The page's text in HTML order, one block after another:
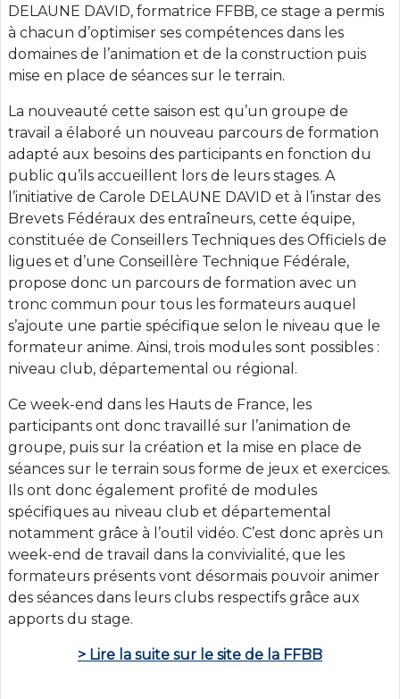
DELAUNE DAVID, formatrice FFBB, ce stage a permis
à chacun d’optimiser ses compétences dans les
domaines de l’animation et de la construction puis
mise en place de séances sur le terrain.
La nouveauté cette saison est qu’un groupe de
travail a élaboré un nouveau parcours de formation
adapté aux besoins des participants en fonction du
public qu’ils accueillent lors de leurs stages. A
l’initiative de Carole DELAUNE DAVID et à l’instar des
Brevets Fédéraux des entraîneurs, cette équipe,
constituée de Conseillers Techniques des Officiels de
ligues et d’une Conseillère Technique Fédérale,
propose donc un parcours de formation avec un
tronc commun pour tous les formateurs auquel
s’ajoute une partie spécifique selon le niveau que le
formateur anime. Ainsi, trois modules sont possibles :
niveau club, départemental ou régional.
Ce week-end dans les Hauts de France, les
participants ont donc travaillé sur l’animation de
groupe, puis sur la création et la mise en place de
séances sur le terrain sous forme de jeux et exercices.
Ils ont donc également profité de modules
spécifiques au niveau club et départemental
notamment grâce à l’outil vidéo. C’est donc après un
week-end de travail dans la convivialité, que les
formateurs présents vont désormais pouvoir animer
des séances dans leurs clubs respectifs grâce aux
apports du stage.
> Lire la suite sur le site de la FFBB